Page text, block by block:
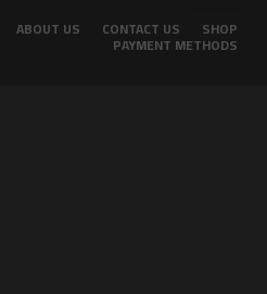
SHOP
CONTACT US
ABOUT US
PAYMENT METHODS